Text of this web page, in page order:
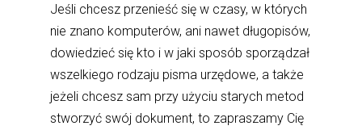
Jeśli chcesz przenieść się w czasy, w których
nie znano komputerów, ani nawet długopisów,
dowiedzieć się kto i w jaki sposób sporządzał
wszelkiego rodzaju pisma urzędowe, a także
jeżeli chcesz sam przy użyciu starych metod
stworzyć swój dokument, to zapraszamy Cię